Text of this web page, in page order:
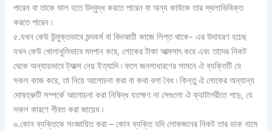
পারেন বা তাকে ভাল হতে উদ্বুদ্ধ করতে পারেন বা অন্য কাউকে তার স্থলাভিষিক্ত
করতে পারেন ৷
৫.যখন কেউ উন্মুক্তভাবে মন্দকর্ম বা বিদআতী কাজে লিপ্ত থাকে- এর উদাহরণ হচেছ
যখন কেউ খোলাখুলিভাবে মদপান করে, লোকের টাকা আত্মসাৎ করে এবং তাদের নিকট
থেকে অন্যায়ভাবে ট্যাক্স নেয় ইত্যাদি ৷ ফলে জনসাধারণের সামনে ঐ ব্যক্তিটি যে
সকল কাজ করে, তা নিয়ে আলোচনা করা বা কথা বলা বৈধ ৷ কিন্তু ঐ লোকের অন্যান্য
দোষত্রুটি সম্পর্কে আলোচনা করা নিষিদ্ধ যতক্ষণ না সেগুলো ঐ ক্যাটাগরীতে পড়ে, যে
সকল কারণে গীবত করা জায়েয ৷
৬.কোন ব্যক্তিকে সংজ্ঞায়িত করা – কোন ব্যক্তি যদি লোকজনের নিকট তার ডাক নামে